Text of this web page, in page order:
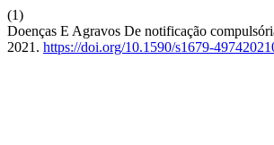
(1)
Doenças E Agravos De notificação
2021. https://doi.org/10.1590/s1679-